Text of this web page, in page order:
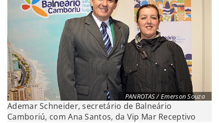
PANROTAS / Emerson Souza
Ademar Schneider, secretário de Balneário
Camboriú, com Ana Santos, da Vip Mar Receptivo